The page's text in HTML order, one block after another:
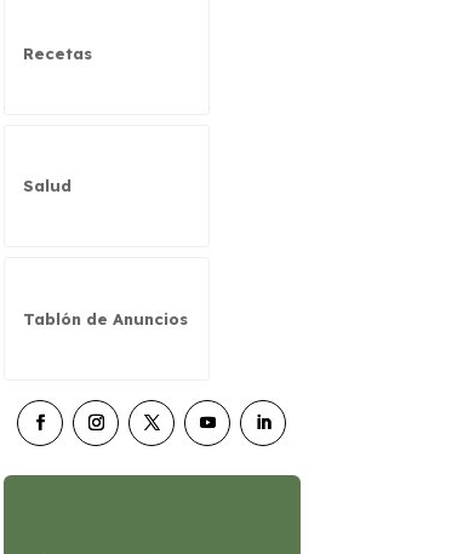
Recetas
Salud
Tablón de Anuncios